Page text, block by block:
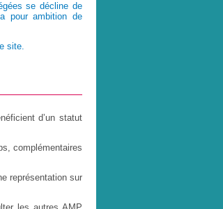
se décline de
pour ambition de
site.
d’un statut
complémentaires
représentation sur